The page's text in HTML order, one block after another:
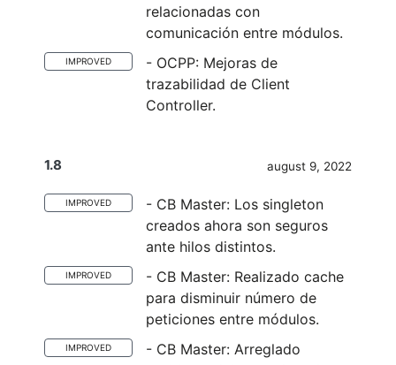
relacionadas con
comunicación entre módulos.
IMPROVED
- OCPP: Mejoras de
trazabilidad de Client
Controller.
1.8 august 9, 2022
IMPROVED
- CB Master: Los singleton
creados ahora son seguros
ante hilos distintos.
IMPROVED
- CB Master: Realizado cache
para disminuir número de
peticiones entre módulos.
IMPROVED
- CB Master: Arreglado